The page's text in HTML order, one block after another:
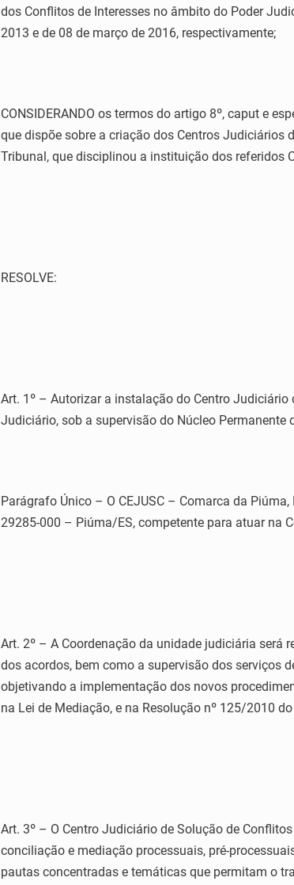
dos Conflitos de Interesses no âmbito do Poder
2013 e de 08 de março de 2016, respectivamente;
CONSIDERANDO os termos do artigo 8º, caput e
que dispõe sobre a criação dos Centros Judiciários
Tribunal, que disciplinou a instituição dos referidos
RESOLVE:
Art. 1º – Autorizar a instalação do Centro
Judiciário, sob a supervisão do Núcleo Permanente
Parágrafo Único – O CEJUSC – Comarca da
29285-000 – Piúma/ES, competente para atuar na
Art. 2º – A Coordenação da unidade judiciária será
dos acordos, bem como a supervisão dos serviços
objetivando a implementação dos novos
na Lei de Mediação, e na Resolução nº 125/2010 do
Art. 3º – O Centro Judiciário de Solução de
conciliação e mediação processuais, pré-
pautas concentradas e temáticas que permitam o